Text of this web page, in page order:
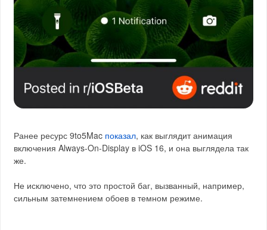
Ранее ресурс 9to5Mac показал, как выглядит анимация
включения Always-On-Display в iOS 16, и она выглядела так
же.
Не исключено, что это простой баг, вызванный, например,
сильным затемнением обоев в темном режиме.